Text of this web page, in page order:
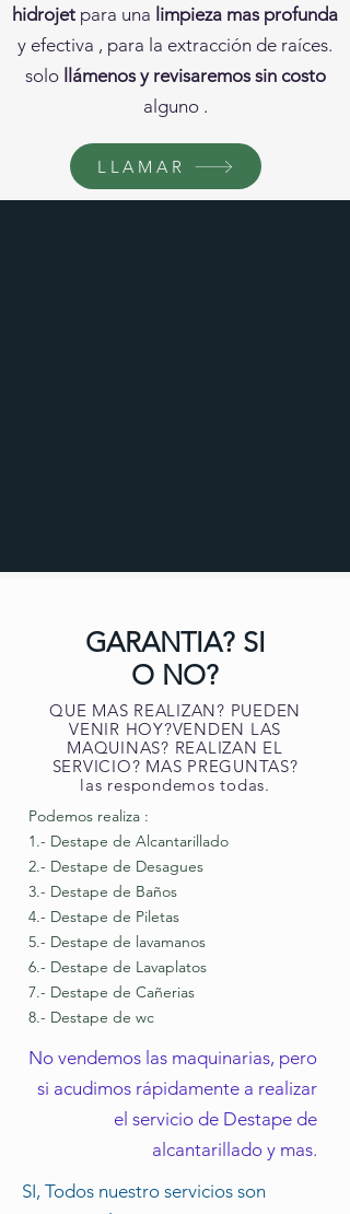
hidrojet para una limpieza mas profunda
y efectiva , para la extracción de raíces.
solo
llámenos y revisaremos sin costo
alguno .
LLAMAR
GARANTIA? SI
O NO?
QUE MAS REALIZAN? PUEDEN
VENIR HOY?VENDEN LAS
MAQUINAS? REALIZAN EL
SERVICIO? MAS PREGUNTAS?
las respondemos todas.
Podemos realiza :
1.- Destape de Alcantarillado
2.- Destape de Desagues
3.- Destape de Baños
4.- Destape de Piletas
5.- Destape de lavamanos
6.- Destape de Lavaplatos
7.- Destape de Cañerias
8.- Destape de wc
No vendemos las maquinarias, pero
si acudimos rápidamente a realizar
el servicio de Destape de
alcantarillado y mas.
SI, Todos nuestro servicios son